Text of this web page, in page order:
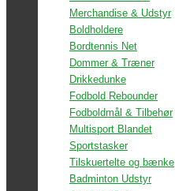
Merchandise & Udstyr
Boldholdere
Bordtennis Net
Dommer & Træner
Drikkedunke
Fodbold Rebounder
Fodboldmål & Tilbehør
Multisport Blandet
Sportstasker
Tilskuertelte og bænke
Badminton Udstyr